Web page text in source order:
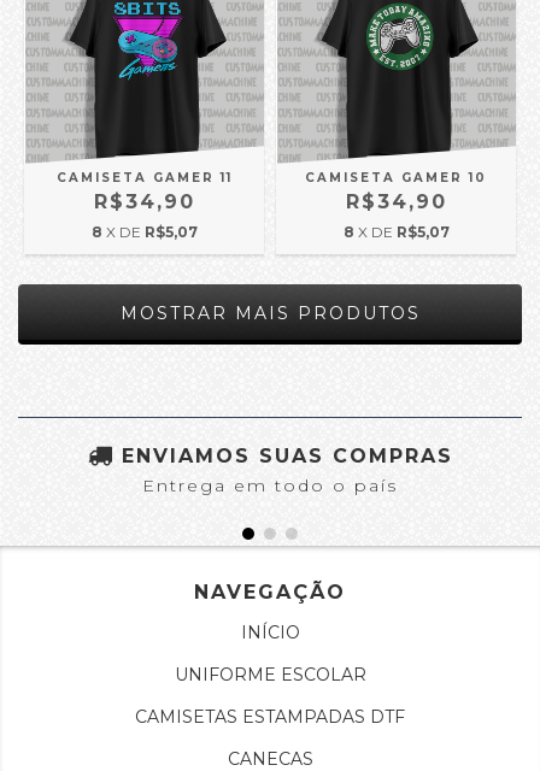
CAMISETA GAMER 11
R$34,90
8 X DE R$5,07
CAMISETA GAMER 10
R$34,90
8 X DE R$5,07
MOSTRAR MAIS PRODUTOS
ENVIAMOS SUAS COMPRAS
Entrega em todo o país
NAVEGAÇÃO
INÍCIO
UNIFORME ESCOLAR
CAMISETAS ESTAMPADAS DTF
CANECAS